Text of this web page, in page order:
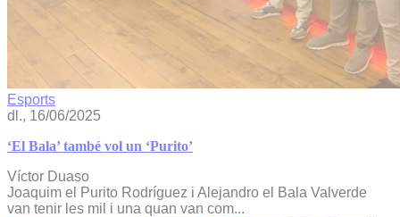
Esports
dl., 16/06/2025
‘El Bala’ també vol un ‘Purito’
Víctor Duaso
Joaquim el Purito Rodríguez i Alejandro el Bala Valverde
van tenir les mil i una quan van com...